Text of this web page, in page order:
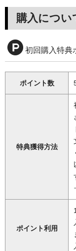
購入につい
初回購入特典
ポイント数
特典獲得方法
ポイント利用